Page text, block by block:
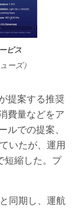
ビス
ーズ）
提案する推奨
費量などをア
での提案、
いたが、運用
短縮した。プ
同期し、運航